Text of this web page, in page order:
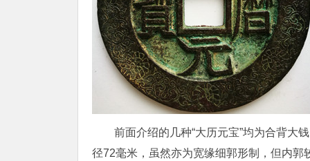
前面介绍的几种“大历元宝”均为合背大
径72毫米，虽然亦为宽缘细郭形制，但内郭